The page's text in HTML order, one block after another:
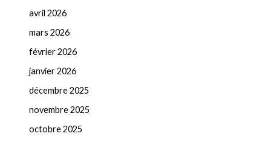
avril 2026
mars 2026
février 2026
janvier 2026
décembre 2025
novembre 2025
octobre 2025